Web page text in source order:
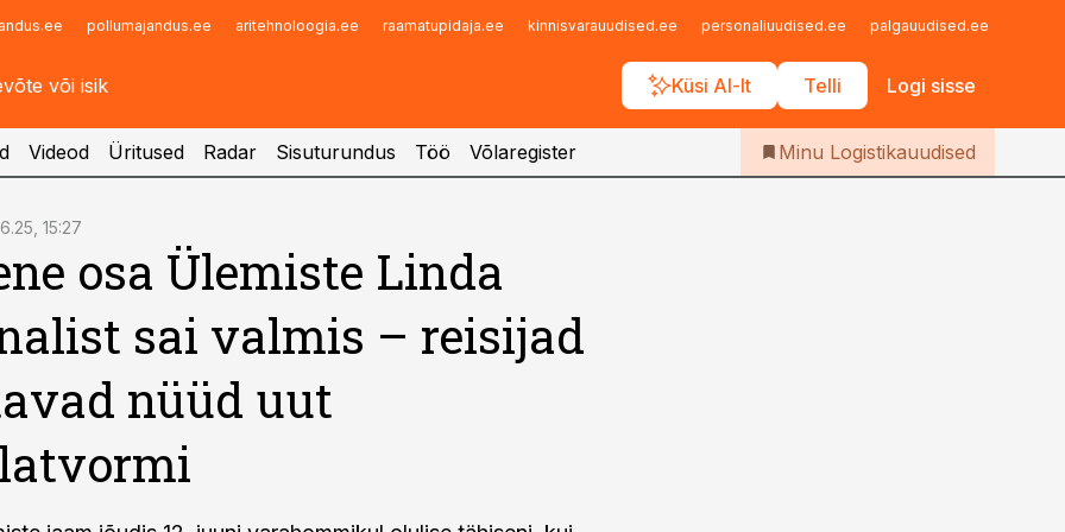
pollumajandus.ee aritehnoloogia.ee raamatupidaja.ee kinnisvarauudised.ee personaliuudised.ee palgauudised.ee
Küsi AI-lt Telli Logi sisse
Infopank
Iseteenindus
Telli Logistikauudised
Videod Üritused Radar Sisuturundus Töö Võlaregister Minu Logistikauudised
15:27
osa Ülemiste Linda
sai valmis – reisijad
nüüd uut